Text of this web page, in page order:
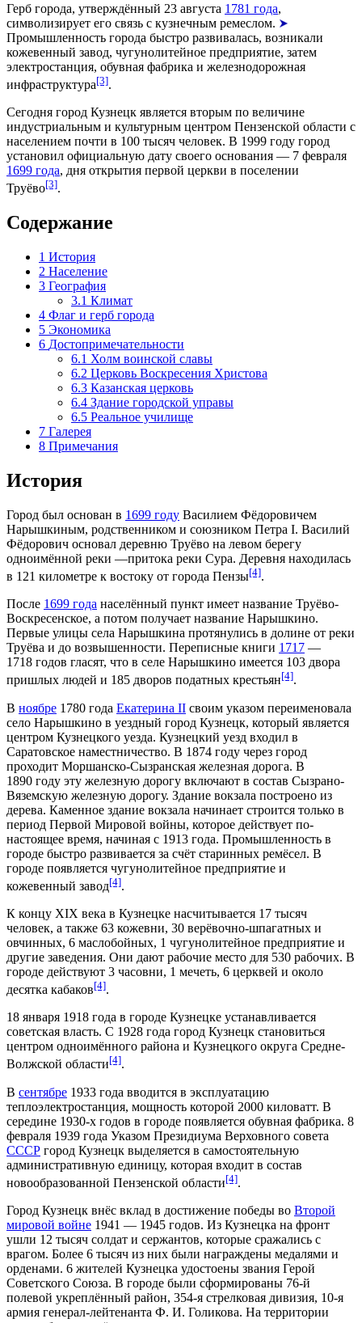
Герб города, утверждённый 23 августа 1781 года,
символизирует его связь с кузнечным ремеслом.
Промышленность города быстро развивалась, возникали
кожевенный завод, чугунолитейное предприятие, затем
электростанция, обувная фабрика и железнодорожная
инфраструктура[3].
Сегодня город Кузнецк является вторым по величине
индустриальным и культурным центром Пензенской области с
населением почти в 100 тысяч человек. В 1999 году город
установил официальную дату своего основания — 7 февраля
1699 года, дня открытия первой церкви в поселении
Труёво[3].
Содержание
1 История
2 Население
3 География
3.1 Климат
4 Флаг и герб города
5 Экономика
6 Достопримечательности
6.1 Холм воинской славы
6.2 Церковь Воскресения Христова
6.3 Казанская церковь
6.4 Здание городской управы
6.5 Реальное училище
7 Галерея
8 Примечания
История
Город был основан в 1699 году Василием Фёдоровичем
Нарышкиным, родственником и союзником Петра I. Василий
Фёдорович основал деревню Труёво на левом берегу
одноимённой реки —притока реки Сура. Деревня находилась
в 121 километре к востоку от города Пензы[4].
После 1699 года населённый пункт имеет название Труёво-
Воскресенское, а потом получает название Нарышкино.
Первые улицы села Нарышкина протянулись в долине от реки
Труёва и до возвышенности. Переписные книги 1717 —
1718 годов гласят, что в селе Нарышкино имеется 103 двора
пришлых людей и 185 дворов податных крестьян[4].
В ноябре 1780 года Екатерина II своим указом переименовала
село Нарышкино в уездный город Кузнецк, который является
центром Кузнецкого уезда. Кузнецкий уезд входил в
Саратовское наместничество. В 1874 году через город
проходит Моршанско-Сызранская железная дорога. В
1890 году эту железную дорогу включают в состав Сызрано-
Вяземскую железную дорогу. Здание вокзала построено из
дерева. Каменное здание вокзала начинает строится только в
период Первой Мировой войны, которое действует по-
настоящее время, начиная с 1913 года. Промышленность в
городе быстро развивается за счёт старинных ремёсел. В
городе появляется чугунолитейное предприятие и
кожевенный завод[4].
К концу XIX века в Кузнецке насчитывается 17 тысяч
человек, а также 63 кожевни, 30 верёвочно-шпагатных и
овчинных, 6 маслобойных, 1 чугунолитейное предприятие и
другие заведения. Они дают рабочие место для 530 рабочих. В
городе действуют 3 часовни, 1 мечеть, 6 церквей и около
десятка кабаков[4].
18 января 1918 года в городе Кузнецке устанавливается
советская власть. С 1928 года город Кузнецк становиться
центром одноимённого района и Кузнецкого округа Средне-
Волжской области[4].
В сентябре 1933 года вводится в эксплуатацию
теплоэлектростанция, мощность которой 2000 киловатт. В
середине 1930-х годов в городе появляется обувная фабрика. 8
февраля 1939 года Указом Президиума Верховного совета
СССР город Кузнецк выделяется в самостоятельную
административную единицу, которая входит в состав
новообразованной Пензенской области[4].
Город Кузнецк внёс вклад в достижение победы во Второй
мировой войне 1941 — 1945 годов. Из Кузнецка на фронт
ушли 12 тысяч солдат и сержантов, которые сражались с
врагом. Более 6 тысяч из них были награждены медалями и
орденами. 6 жителей Кузнецка удостоены звания Герой
Советского Союза. В городе были сформированы 76-й
полевой укреплённый район, 354-я стрелковая дивизия, 10-я
армия генерал-лейтенанта Ф. И. Голикова. На территории